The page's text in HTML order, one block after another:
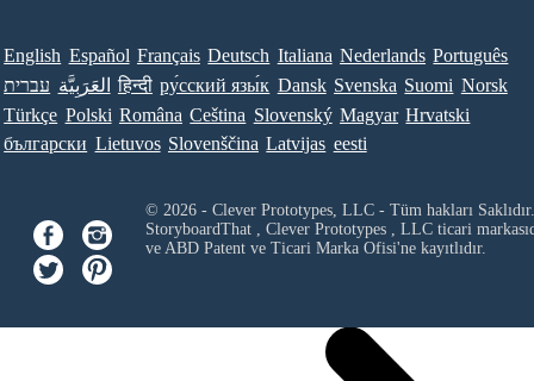
English Español Français Deutsch Italiana Nederlands Português
עברית العَرَبِيَّة हिन्दी ру́сский язы́к Dansk Svenska Suomi Norsk
Türkçe Polski Româna Ceština Slovenský Magyar Hrvatski
български Lietuvos Slovenščina Latvijas eesti
© 2026 - Clever Prototypes, LLC - Tüm hakları Saklıdır.
StoryboardThat , Clever Prototypes , LLCticari
ve ABD Patent ve Ticari Marka Ofisi'ne kayıtlıdır.